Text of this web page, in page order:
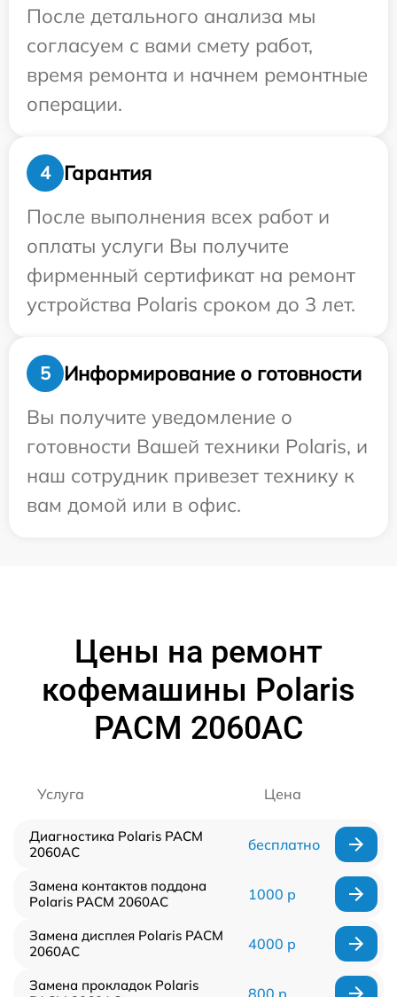
После детального анализа мы
согласуем с вами смету работ,
время ремонта и начнем ремонтные
операции.
4
Гарантия
После выполнения всех работ и
оплаты услуги Вы получите
фирменный сертификат на ремонт
устройства Polaris сроком до 3 лет.
5
Информирование о готовности
Вы получите уведомление о
готовности Вашей техники Polaris, и
наш сотрудник привезет технику к
вам домой или в офис.
Цены на ремонт
кофемашины Polaris
PACM 2060AC
Услуга Цена
Диагностика Polaris PACM
2060AC
бесплатно
Замена контактов поддона
Polaris PACM 2060AC
1000 р
Замена дисплея Polaris PACM
2060AC
4000 р
Замена прокладок Polaris
800 р